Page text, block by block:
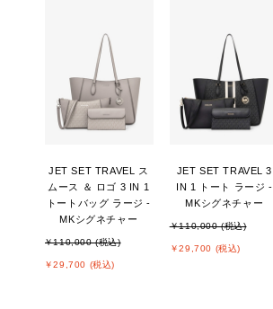
JET SET TRAVEL ス
ムース ＆ ロゴ 3 IN 1
トートバッグ ラージ -
MKシグネチャー
￥110,000 (税込)
￥29,700 (税込)
JET SET TRAVEL 3
IN 1 トート ラージ -
MKシグネチャー
￥110,000 (税込)
￥29,700 (税込)